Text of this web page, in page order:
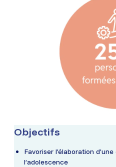
Objectifs
Favoriser l’élaboration
l’adolescence